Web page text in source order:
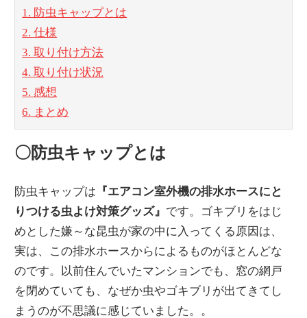
1. 防虫キャップとは
2. 仕様
3. 取り付け方法
4. 取り付け状況
5. 感想
6. まとめ
〇防虫キャップとは
防虫キャップは 『エアコン室外機の排水ホースにと
りつける虫よけ対策グッズ』 です。ゴキブリをはじ
めとした嫌～な昆虫が家の中に入ってくる原因は、
実は、この排水ホースからによるものがほとんどな
のです。以前住んでいたマンションでも、窓の網戸
を閉めていても、なぜか虫やゴキブリが出てきてし
まうのが不思議に感じていました。。